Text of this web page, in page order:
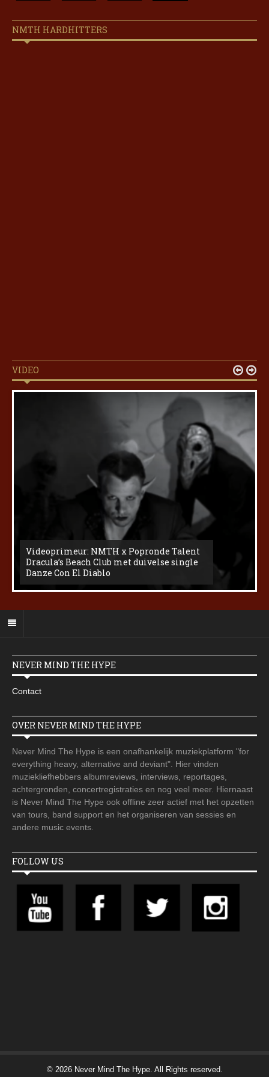
NMTH HARDHITTERS
VIDEO
Videoprimeur: NMTH x Popronde Talent
Dracula’s Beach Club met duivelse single
Danze Con El Diablo
 
NEVER MIND THE HYPE
Contact
OVER NEVER MIND THE HYPE
Never Mind The Hype is een onafhankelijk muziekplatform "for
everything heavy, alternative and deviant". Hier vinden
muziekliefhebbers albumreviews, interviews, reportages,
achtergronden, concertregistraties en nog veel meer. Hiernaast
is Never Mind The Hype ook offline zeer actief met het opzetten
van tours, band support en het organiseren van sessies en
andere music events.
FOLLOW US
© 2026 Never Mind The Hype. All Rights reserved.